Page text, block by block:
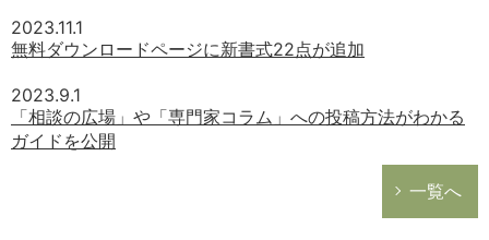
2023.11.1
無料ダウンロードページに新書式22点が追加
2023.9.1
「相談の広場」や「専門家コラム」への投稿方法がわかる
ガイドを公開
一覧へ